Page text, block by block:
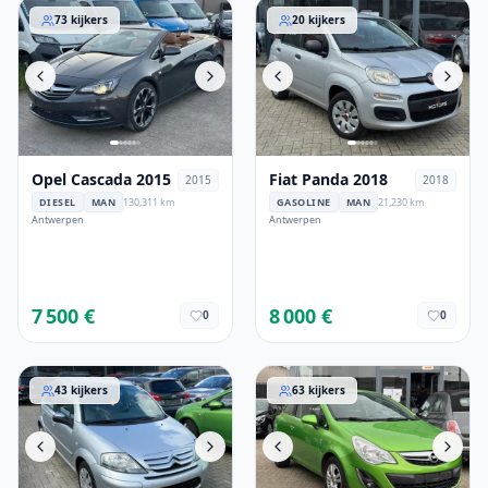
Opel Cascada 2015
73 kijkers
Opel Cascada 2015 2015
DIESEL MAN
130,311 km
Antwerpen
7 500 € 0
Fiat Panda 2018
20 kijkers
Fiat Panda 2018 2018
GASOLINE MAN 21,230 km
Antwerpen
8 000 € 0
Citroen C3 2006
43 kijkers Opel Corsa 2012
63 kijkers